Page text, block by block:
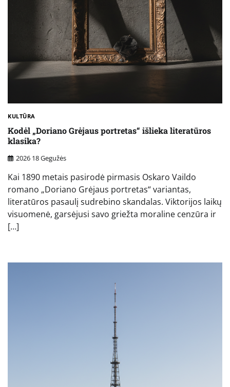
KULTŪRA
Kodėl „Doriano Grėjaus portretas“ išlieka literatūros
klasika?
2026 18 Gegužės
Kai 1890 metais pasirodė pirmasis Oskaro Vaildo
romano „Doriano Grėjaus portretas“ variantas,
literatūros pasaulį sudrebino skandalas. Viktorijos laikų
visuomenė, garsėjusi savo griežta moraline cenzūra ir
[…]